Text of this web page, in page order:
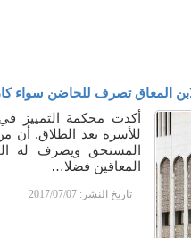
المعاق تصرف للحاضن سواء كان
أكدت محكمة التمييز
للأسرة بعد الطلاق. أن
المستحق ويصرف له
المعاقين فضلا…
تاريخ النشر: 2017/07/07